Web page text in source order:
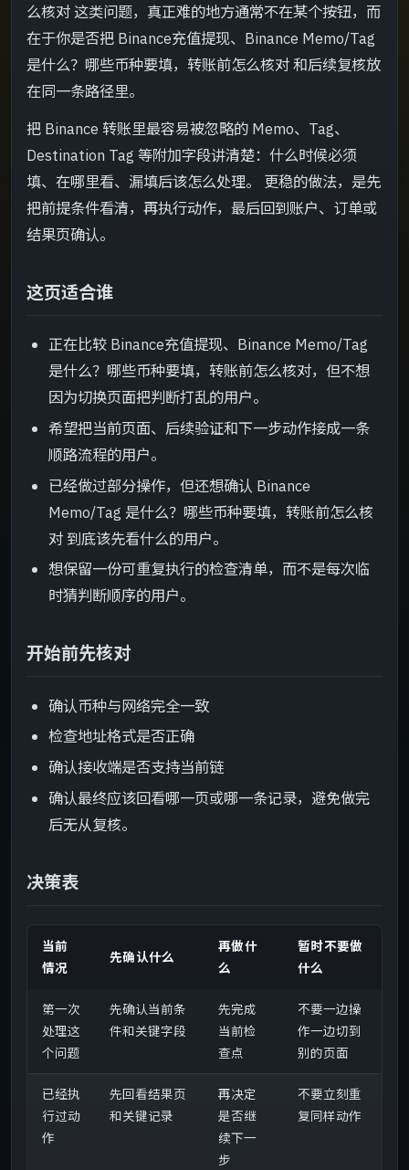
完成后怎么复核 ->
常见误区
下一步怎么接 ->
么核对 这类问题，真正难的地方通常不在某个按钮，而
在于你是否把 Binance充值提现、Binance Memo/Tag
是什么？哪些币种要填，转账前怎么核对 和后续复核放
在同一条路径里。
把 Binance 转账里最容易被忽略的 Memo、Tag、
Destination Tag 等附加字段讲清楚：什么时候必须
填、在哪里看、漏填后该怎么处理。 更稳的做法，是先
把前提条件看清，再执行动作，最后回到账户、订单或
结果页确认。
这页适合谁
正在比较 Binance充值提现、Binance Memo/Tag
是什么？哪些币种要填，转账前怎么核对，但不想
因为切换页面把判断打乱的用户。
希望把当前页面、后续验证和下一步动作接成一条
顺路流程的用户。
已经做过部分操作，但还想确认 Binance
Memo/Tag 是什么？哪些币种要填，转账前怎么核
对 到底该先看什么的用户。
想保留一份可重复执行的检查清单，而不是每次临
时猜判断顺序的用户。
开始前先核对
确认币种与网络完全一致
检查地址格式是否正确
确认接收端是否支持当前链
确认最终应该回看哪一页或哪一条记录，避免做完
后无从复核。
决策表
当前
情况
先确认什么
再做什
么
暂时不要做
什么
第一次
处理这
个问题
先确认当前条
件和关键字段
先完成
当前检
查点
不要一边操
作一边切到
别的页面
已经执
行过动
作
先回看结果页
和关键记录
再决定
是否继
续下一
步
不要立刻重
复同样动作